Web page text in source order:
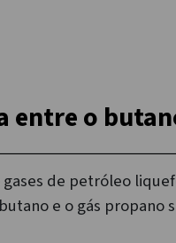
entre o
gases de petróleo
e o gás